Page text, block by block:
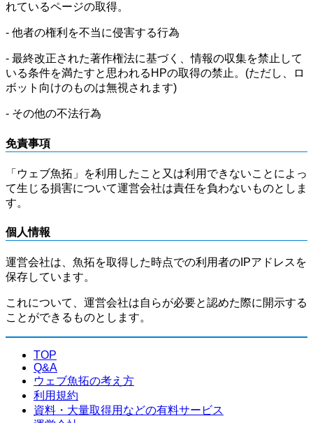
れているページの取得。
- 他者の権利を不当に侵害する行為
- 最終改正された著作権法に基づく、情報の収集を禁止して
いる条件を満たすと思われるHPの取得の禁止。(ただし、ロ
ボット向けのものは無視されます)
- その他の不法行為
免責事項
「ウェブ魚拓」を利用したこと又は利用できないことによっ
て生じる損害について運営会社は責任を負わないものとしま
す。
個人情報
運営会社は、魚拓を取得した時点での利用者のIPアドレスを
保存しています。
これについて、運営会社は自らが必要と認めた際に開示する
ことができるものとします。
TOP
Q&A
ウェブ魚拓の考え方
利用規約
資料・大量取得用などの有料サービス